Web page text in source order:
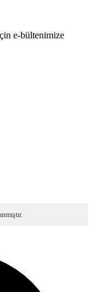
e-bültenimize